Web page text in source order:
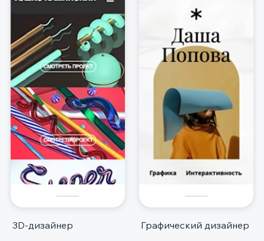
3D-дизайнер Графический дизайнер